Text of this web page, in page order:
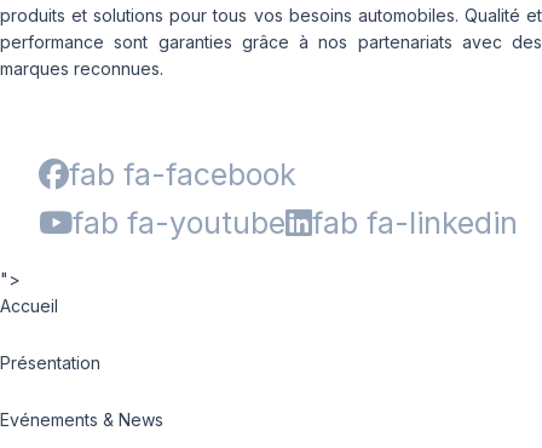
produits et solutions pour tous vos besoins automobiles. Qualité et
performance sont garanties grâce à nos partenariats avec des
marques reconnues.
fab fa-facebook
fab fa-youtube
fab fa-linkedin
">
Accueil
Présentation
Evénements & News